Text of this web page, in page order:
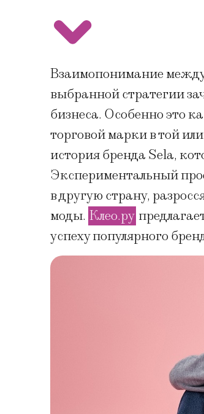
Взаимопонимание
выбранной стратегии
бизнеса. Особенно это
торговой марки в той
история бренда Sela,
Экспериментальный
в другую страну,
моды. Клео.ру
успеху популярного